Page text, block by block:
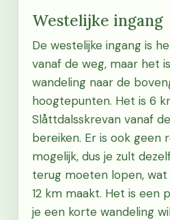
Westelijke ingang
De westelijke ingang is
vanaf de weg, maar het
wandeling naar de
hoogtepunten. Het is 6
Slåttdalsskrevan vanaf
bereiken. Er is ook geen
mogelijk, dus je zult
terug moeten lopen,
12 km maakt. Het is een
je een korte wandeling